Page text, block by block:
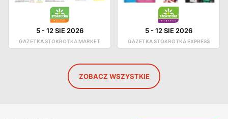
5-12 SIE 2026
GAZETKA STOKROTKA MARKET
5-12 SIE 2026
GAZETKA STOKROTKA EXPRESS
ZOBACZ WSZYSTKIE